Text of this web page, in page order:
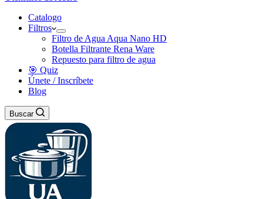
Catalogo
Filtros
Filtro de Agua Aqua Nano HD
Botella Filtrante Rena Ware
Repuesto para filtro de agua
🎯 Quiz
Únete / Inscríbete
Blog
Buscar